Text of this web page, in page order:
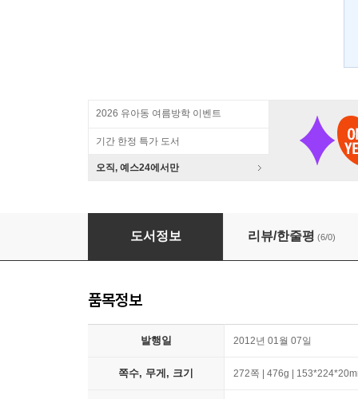
2026 유아동 여름방학 이벤트
기간 한정 특가 도서
오직, 예스24에서만
두려움 없이 엄마 되기
도서정보 리뷰/한줄평 (6/0)
품목정보
발행일 2012년 01월 07일
쪽수, 무게, 크기 272쪽 | 476g |